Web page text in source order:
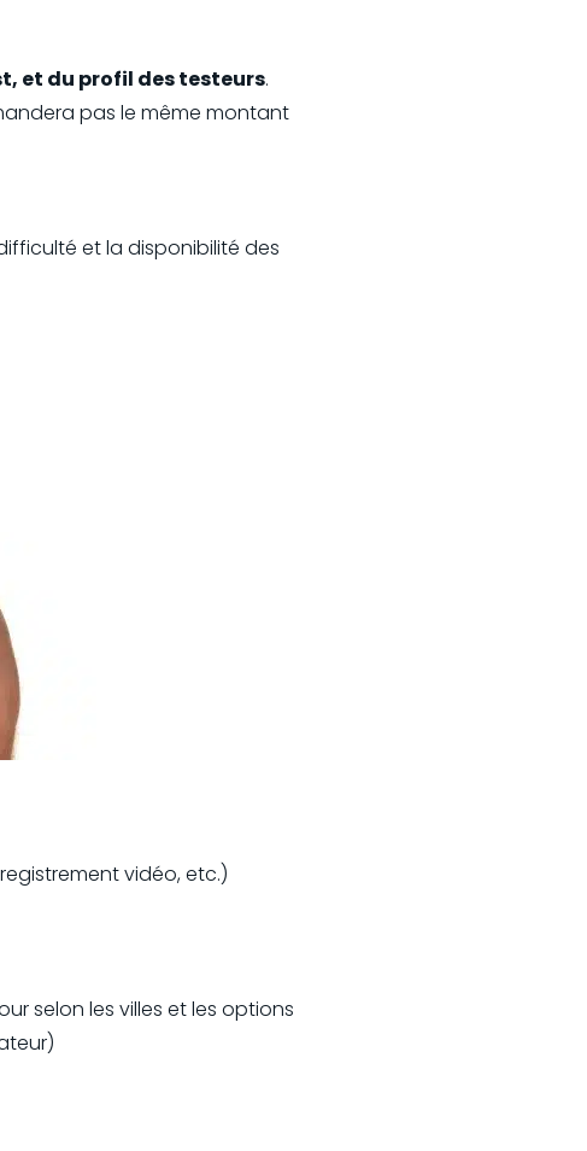
et du profil des testeurs.
pas le même montant
et la disponibilité des
vidéo, etc.)
selon les villes et les options